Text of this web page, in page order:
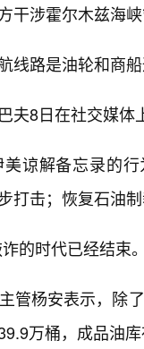
干涉霍尔木兹海
线路是油轮和商
夫8日在社交媒体
谅解备忘录的
打击；恢复石油
的时代已经结束
管杨安表示，除
万桶，成品油